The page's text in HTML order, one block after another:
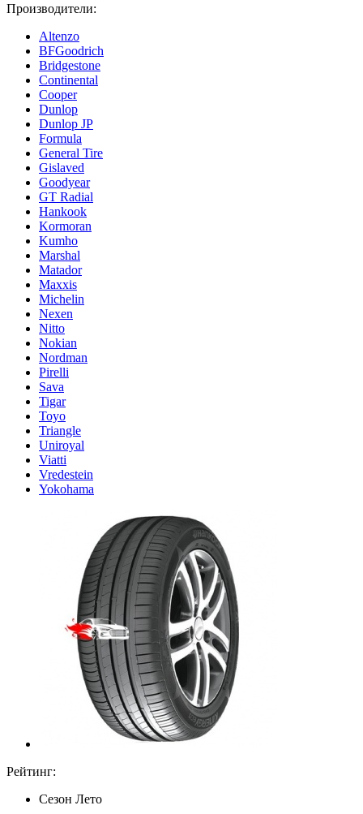
Производители:
Altenzo
BFGoodrich
Bridgestone
Continental
Cooper
Dunlop
Dunlop JP
Formula
General Tire
Gislaved
Goodyear
GT Radial
Hankook
Kormoran
Kumho
Marshal
Matador
Maxxis
Michelin
Nexen
Nitto
Nokian
Nordman
Pirelli
Sava
Tigar
Toyo
Triangle
Uniroyal
Viatti
Vredestein
Yokohama
Рейтинг:
Сезон Лето